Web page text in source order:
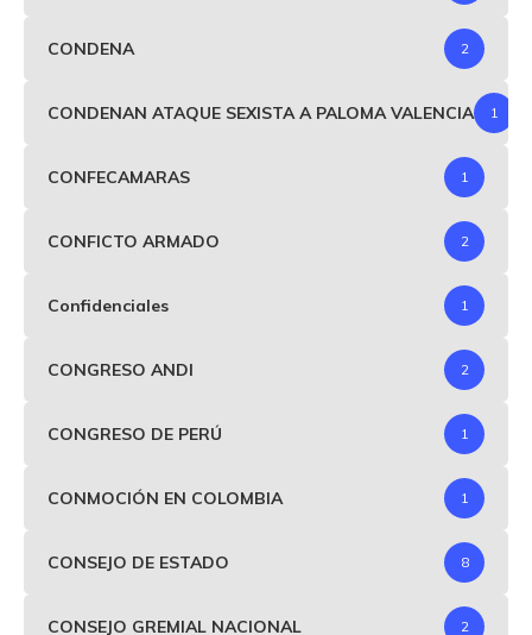
CONDENA 2
CONDENAN ATAQUE SEXISTA A PALOMA VALENCIA 1
CONFECAMARAS 1
CONFICTO ARMADO 2
Confidenciales 1
CONGRESO ANDI 2
CONGRESO DE PERÚ 1
CONMOCIÓN EN COLOMBIA 1
CONSEJO DE ESTADO 8
CONSEJO GREMIAL NACIONAL 2